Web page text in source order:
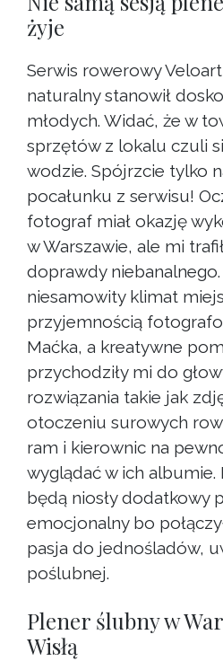
żyje
Serwis rowerowy
naturalny stanowił
młodych. Widać, że w
sprzętów z lokalu czuli
wodzie. Spójrzcie tylko
pocałunku z serwisu!
fotograf miał okazję
w Warszawie, ale mi
doprawdy
niesamowity klimat
przyjemnością
Maćka, a kreatywne
przychodziły mi do
rozwiązania takie jak
otoczeniu surowych
ram i kierownic na
wyglądać w ich albumie.
będą niosły dodatkowy
emocjonalny bo
pasja do jednośladów,
poślubnej.
Plener ślubny w
Wisłą